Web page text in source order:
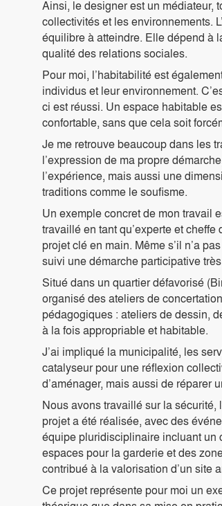
Ainsi, le designer est un médiateur,
collectivités et les environnements.
équilibre à atteindre. Elle dépend à
qualité des relations sociales.
Pour moi, l’habitabilité est
individus et leur environnement.
ci est réussi. Un espace habitable
confortable, sans que cela soit
Je me retrouve beaucoup dans les
l’expression de ma propre
l’expérience, mais aussi une
traditions comme le soufisme.
Un exemple concret de mon travail
travaillé en tant qu’experte et
projet clé en main. Même s’il n’a
suivi une démarche participative
Situé dans un quartier défavorisé
organisé des ateliers de
pédagogiques : ateliers de dessin,
à la fois appropriable et habitable.
J’ai impliqué la municipalité, les
catalyseur pour une réflexion
d’aménager, mais aussi de réparer
Nous avons travaillé sur la
projet a été réalisée, avec des
équipe pluridisciplinaire incluant un
espaces pour la garderie et des
contribué à la valorisation d’un site
Ce projet représente pour moi un